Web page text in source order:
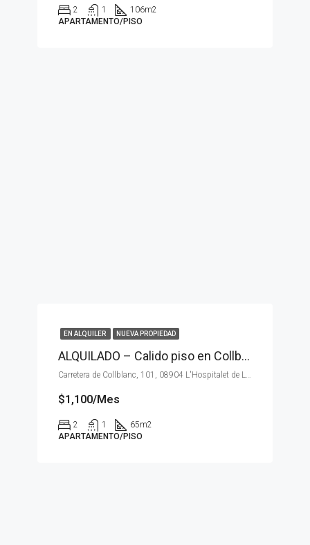
2 1 106m2
APARTAMENTO/PISO
EN ALQUILER NUEVA PROPIEDAD
ALQUILADO – Calido piso en Collblanc
Carretera de Collblanc, 101, 08904 L'Hospitalet de Llobregat, Barcelona, España
$1,100/Mes
2 1 65m2
APARTAMENTO/PISO